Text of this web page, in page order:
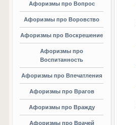
Афоризмы про Вопрос
Афоризмы про Воровство
Афоризмы про Воскрешение
Афоризмы про
Воспитанность
Афоризмы про Впечатления
Афоризмы про Врагов
Афоризмы про Вражду
Афоризмы про Врачей